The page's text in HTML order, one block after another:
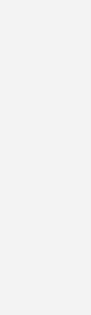
von 140 cm.
Tel. (0 77
GEB
von uns
und